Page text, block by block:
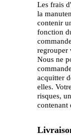
Les frais
la
contenir
fonction
regrouper
Nous ne
acquitter
elles.
risques,
contenant